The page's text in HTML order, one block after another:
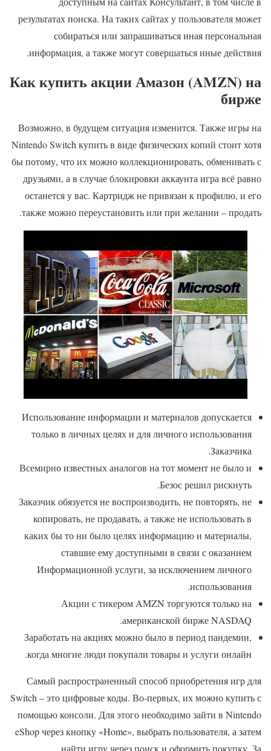
результатах поиска. На таких сайтах у пользователя может
собираться или запрашиваться иная персональная
информация, а также могут совершаться иные действия.
Как купить акции Амазон (AMZN) на
бирже
Возможно, в будущем ситуация изменится. Также игры на
Nintendo Switch купить в виде физических копий стоит хотя
бы потому, что их можно коллекционировать, обменивать с
друзьями, а в случае блокировки аккаунта игра всё равно
останется у вас. Картридж не привязан к профилю, и его
также можно переустановить или при желании – продать.
Использование информации и материалов допускается
только в личных целях и для личного использования
Заказчика.
Всемирно известных аналогов на тот момент не было и
Безос решил рискнуть.
Заказчик обязуется не воспроизводить, не повторять, не
копировать, не продавать, а также не использовать в
каких бы то ни было целях информацию и материалы,
ставшие ему доступными в связи с оказанием
Информационной услуги, за исключением личного
использования.
Акции с тикером AMZN торгуются только на
американской бирже NASDAQ.
Заработать на акциях можно было в период пандемии,
когда многие люди покупали товары и услуги онлайн.
Самый распространенный способ приобретения игр для
Switch – это цифровые коды. Во-первых, их можно купить с
помощью консоли. Для этого необходимо зайти в Nintendo
eShop через кнопку «Home», выбрать пользователя, а затем
найти игру через поиск и оформить покупку. За